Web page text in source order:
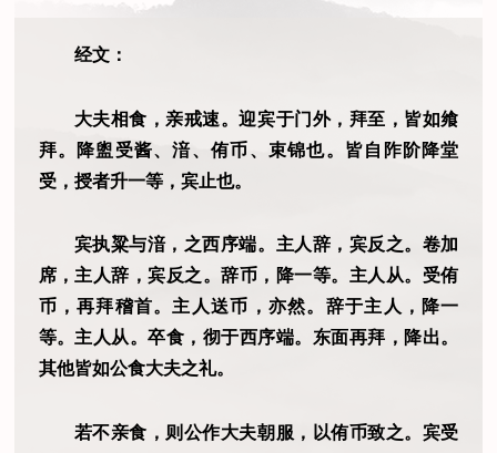
经文：
大夫相食，亲戒速。迎宾于门外，拜至，皆如飨
拜。降盥受酱、湆、侑币、束锦也。皆自阼阶降堂
受，授者升一等，宾止也。
宾执粱与湆，之西序端。主人辞，宾反之。卷加
席，主人辞，宾反之。辞币，降一等。主人从。受侑
币，再拜稽首。主人送币，亦然。辞于主人，降一
等。主人从。卒食，彻于西序端。东面再拜，降出。
其他皆如公食大夫之礼。
若不亲食，则公作大夫朝服，以侑币致之。宾受